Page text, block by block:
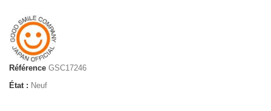
Référence GSC17246
État : Neuf